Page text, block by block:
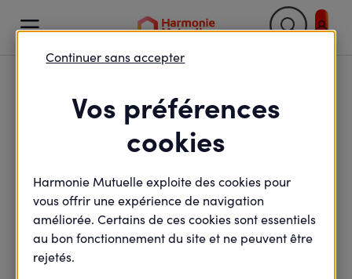

Nos actualités
Vos préférences
cookies
Harmonie Mutuelle exploite des cookies pour
vous offrir une expérience de navigation
améliorée. Certains de ces cookies sont essentiels
au bon fonctionnement du site et ne peuvent être
rejetés.
Continuer sans accepter